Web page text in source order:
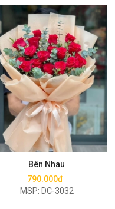
Bên Nhau
790.000đ
MSP: DC-3032
Mua ngay